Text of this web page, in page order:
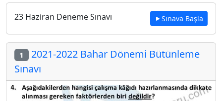
23 Haziran Deneme Sınavı Sınava Başla
1 2021-2022 Bahar Dönemi Bütünleme
Sınavı